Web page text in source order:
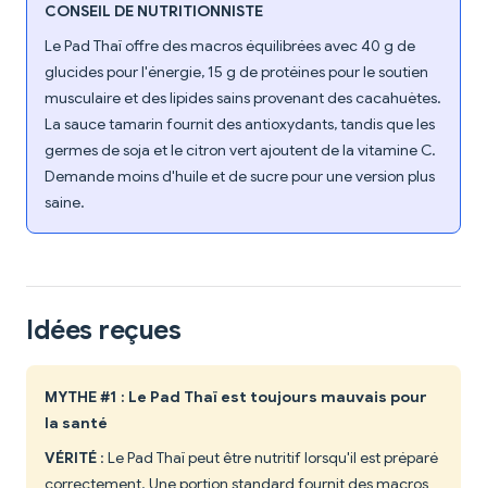
CONSEIL DE NUTRITIONNISTE
Le Pad Thaï offre des macros équilibrées avec 40 g de
glucides pour l'énergie, 15 g de protéines pour le soutien
musculaire et des lipides sains provenant des cacahuètes.
La sauce tamarin fournit des antioxydants, tandis que les
germes de soja et le citron vert ajoutent de la vitamine C.
Demande moins d'huile et de sucre pour une version plus
saine.
Idées reçues
MYTHE #1 : Le Pad Thaï est toujours mauvais pour
la santé
VÉRITÉ : Le Pad Thaï peut être nutritif lorsqu'il est préparé
correctement. Une portion standard fournit des macros